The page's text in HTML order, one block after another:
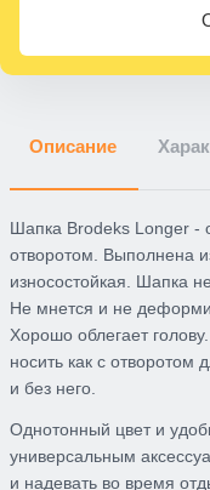
Описание
Шапка Brodeks Longer -
отворотом. Выполнена
износостойкая. Шапка
Не мнется и не
Хорошо облегает
носить как с отворотом
и без него.
Однотонный цвет и
универсальным
и надевать во время